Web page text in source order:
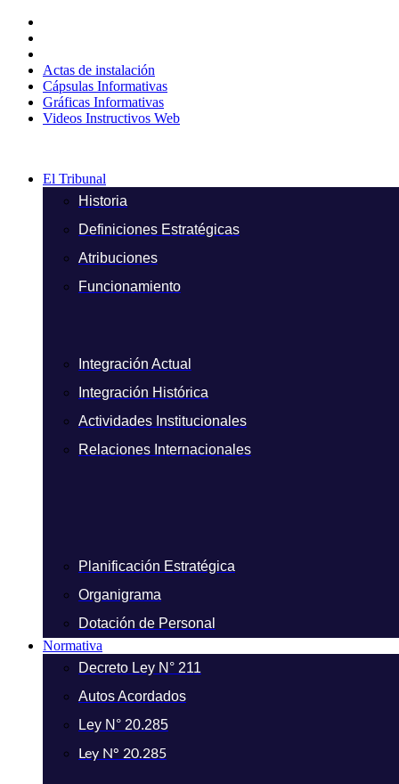
contenido
Actas de instalación
Cápsulas Informativas
Gráficas Informativas
Videos Instructivos Web
El Tribunal
Historia
Definiciones Estratégicas
Atribuciones
Funcionamiento
Integración Actual
Integración Histórica
Actividades Institucionales
Relaciones Internacionales
Planificación Estratégica
Organigrama
Dotación de Personal
Normativa
Decreto Ley N° 211
Autos Acordados
Ley N° 20.285
Ley N° 20.285